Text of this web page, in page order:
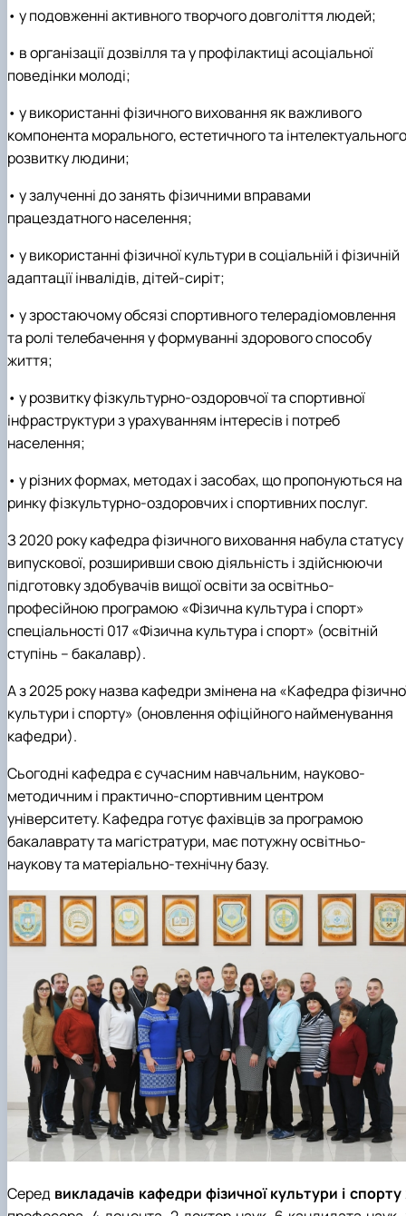
• у подовженні активного творчого довголіття людей;
• в організації дозвілля та у профілактиці асоціальної
поведінки молоді;
• у використанні фізичного виховання як важливого
компонента морального, естетичного та інтелектуального
розвитку людини;
• у залученні до занять фізичними вправами
працездатного населення;
• у використанні фізичної культури в соціальній і фізичній
адаптації інвалідів, дітей-сиріт;
• у зростаючому обсязі спортивного телерадіомовлення
та ролі телебачення у формуванні здорового способу
життя;
• у розвитку фізкультурно-оздоровчої та спортивної
інфраструктури з урахуванням інтересів і потреб
населення;
• у різних формах, методах і засобах, що пропонуються на
ринку фізкультурно-оздоровчих і спортивних послуг.
З 2020 року кафедра фізичного виховання набула статусу
випускової, розширивши свою діяльність і здійснюючи
підготовку здобувачів вищої освіти за освітньо-
професійною програмою «Фізична культура і спорт»
спеціальності 017 «Фізична культура і спорт» (освітній
ступінь – бакалавр).
А з 2025 року назва кафедри змінена на «Кафедра
культури і спорту» (оновлення офіційного найменування
кафедри).
Сьогодні кафедра є сучасним навчальним, науково-
методичним і практично-спортивним центром
університету. Кафедра готує фахівців за програмою
бакалаврату та магістратури, має потужну освітньо-
наукову та матеріально-технічну базу.
Серед викладачів кафедри фізичної культури і спорту